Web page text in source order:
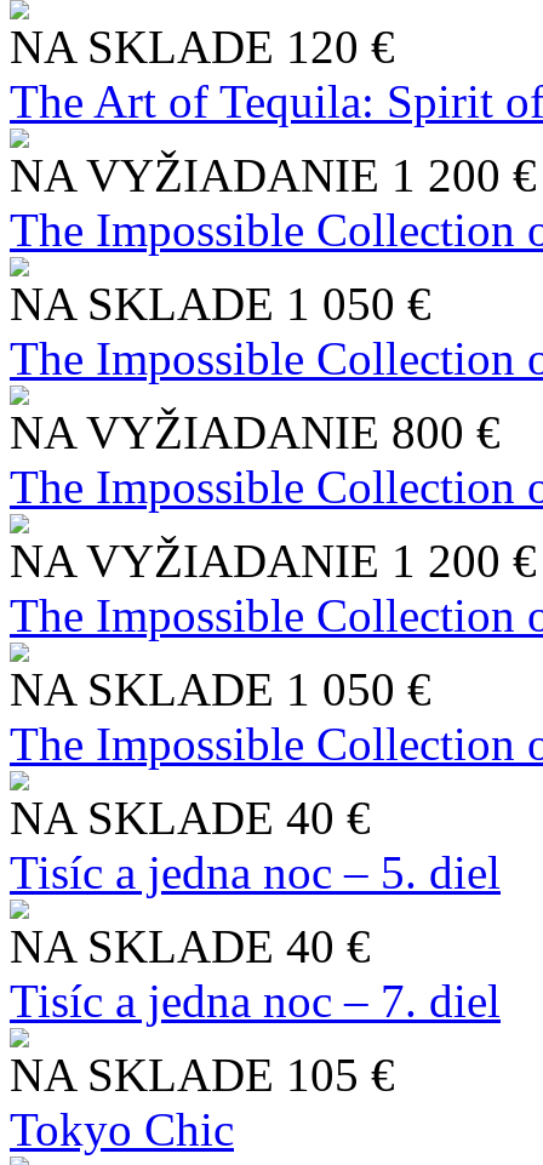
NA SKLADE 120 €
The Art of Tequila: Spirit
NA VYŽIADANIE 1 200 €
The Impossible Collection
NA SKLADE 1 050 €
The Impossible Collection
NA VYŽIADANIE 800 €
The Impossible Collection
NA VYŽIADANIE 1 200 €
The Impossible Collection
NA SKLADE 1 050 €
The Impossible Collection
NA SKLADE 40 €
Tisíc a jedna noc – 5. diel
NA SKLADE 40 €
Tisíc a jedna noc – 7. diel
NA SKLADE 105 €
Tokyo Chic